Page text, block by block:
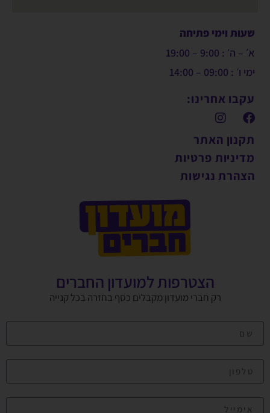
שעות וימי פתיחה
א׳ – ה׳ : 9:00 – 19:00
ימי ו׳ : 09:00 – 14:00
עקבו אחרינו:
תקנון האתר
מדיניות פרטיות
הצהרת נגישות
הצטרפות למועדון החברים
רק חברי מועדון מקבלים כסף בחזרה בכל קנייה